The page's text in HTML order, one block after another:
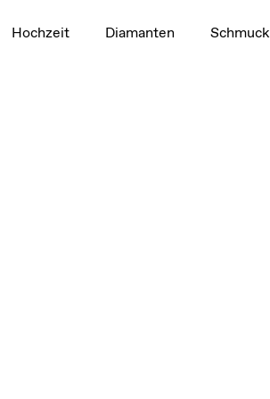
Hochzeit Diamanten Schmuck